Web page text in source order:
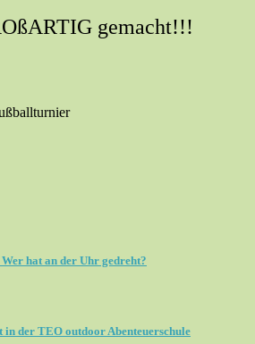
gemacht!!!
hat an der Uhr gedreht?
der TEO outdoor Abenteuerschule